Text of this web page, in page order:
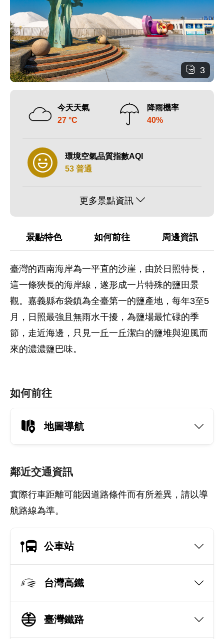
3
今天天氣
27 °C
降雨機率
40%
環境空氣品質指數AQI
53 普通
更多景點資訊
景點特色 如何前往 周邊資訊
臺灣的西南海岸為一平直的沙崖，由於日照特長，
這一條狹長的海岸線，遂形成一片特殊的鹽田景
觀。嘉義縣布袋鎮為全臺第一的鹽產地，每年3至5
月，日照最強且無雨水干擾，為鹽場最忙碌的季
節，走近海邊，只見一丘一丘潔白的鹽堆與迎風而
來的濃濃鹽巴味。
如何前往
地圖導航
鄰近交通資訊
實際行車距離可能因道路條件而有所差異，請以導
航路線為準。
公車站
台灣高鐵
臺灣鐵路